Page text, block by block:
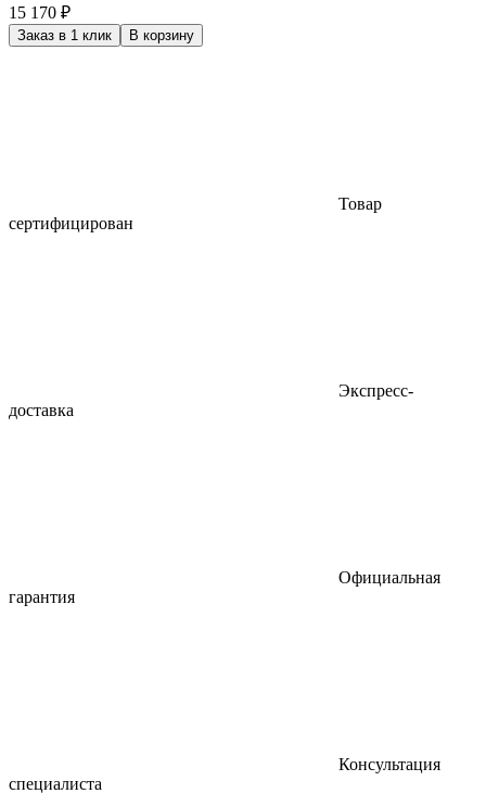
15 170 ₽
Заказ в 1 клик В корзину
Товар
сертифицирован
Экспресс-
доставка
Официальная
гарантия
Консультация
специалиста